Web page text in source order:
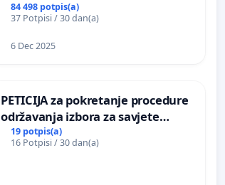
84 498 potpis(a)
37 Potpisi / 30 dan(a)
6 Dec 2025
PETICIJA za pokretanje procedure
održavanja izbora za savjete
mjesnih zajednica u Općini
Bugojno
19 potpis(a)
16 Potpisi / 30 dan(a)